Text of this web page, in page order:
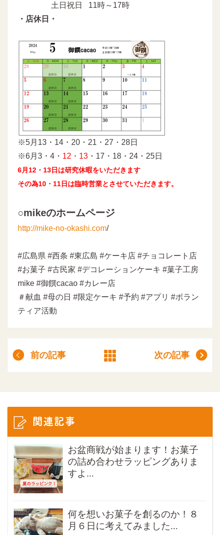
土日祝日 11時～17時
・店休日・
※5月13・14・20・21・27・28日
※6月3・4・ 12・13 ・17・18・24・25日
6月12・13日は研究休暇をいただきます
その為10・11日は臨時営業とさせていただきます。
○mikeのホームページ
http://mike-no-okashi.com/
#広島県 #西条 #東広島 #ケーキ店 #チョコレート店
#お菓子 #古民家 #デコレーションケーキ #菓子工房
mike #御饌cacao #カレー店
＃献血 #母の日 #限定ケーキ #予約 #アプリ #ボラン
ティア活動
前の記事 次の記事
関連記事
お盆商戦が始まります！お菓子
の詰め合わせラッピングありま
すよ...
何を想いお菓子を創るのか！８
月６日に考えてみました...